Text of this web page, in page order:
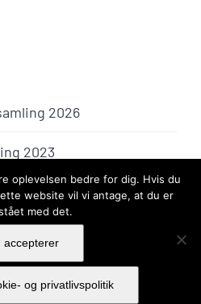
2026
2023
2022
oplevelsen bedre for dig. Hvis du
website vil vi antage, at du er
med det.
accepterer
og privatlivspolitik